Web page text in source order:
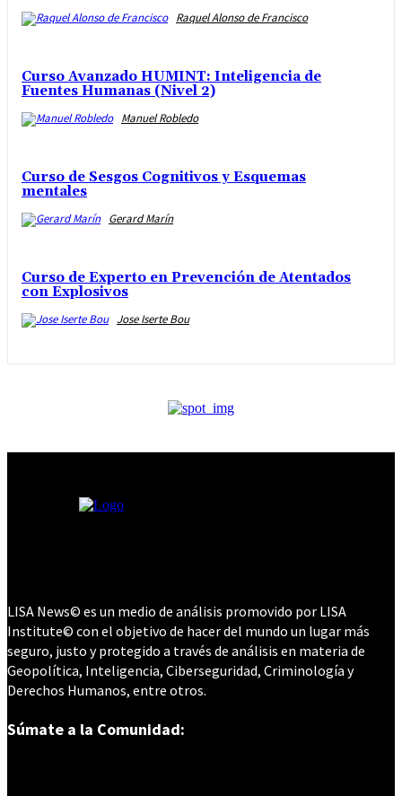
Raquel Alonso de Francisco
Curso Avanzado HUMINT: Inteligencia de
Fuentes Humanas (Nivel 2)
Manuel Robledo
Curso de Sesgos Cognitivos y Esquemas
mentales
Gerard Marín
Curso de Experto en Prevención de Atentados
con Explosivos
Jose Iserte Bou
LISA News© es un medio de análisis promovido por LISA
Institute© con el objetivo de hacer del mundo un lugar más
seguro, justo y protegido a través de análisis en materia de
Geopolítica, Inteligencia, Ciberseguridad, Criminología y
Derechos Humanos, entre otros.
Súmate a la Comunidad: